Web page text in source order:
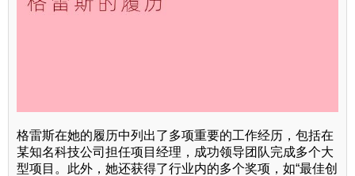
格雷斯在她的履历中列出了多项重要的工作经历，包括在
某知名科技公司担任项目经理，成功领导团队完成多个大
型项目。此外，她还获得了行业内的多个奖项，如“最佳创